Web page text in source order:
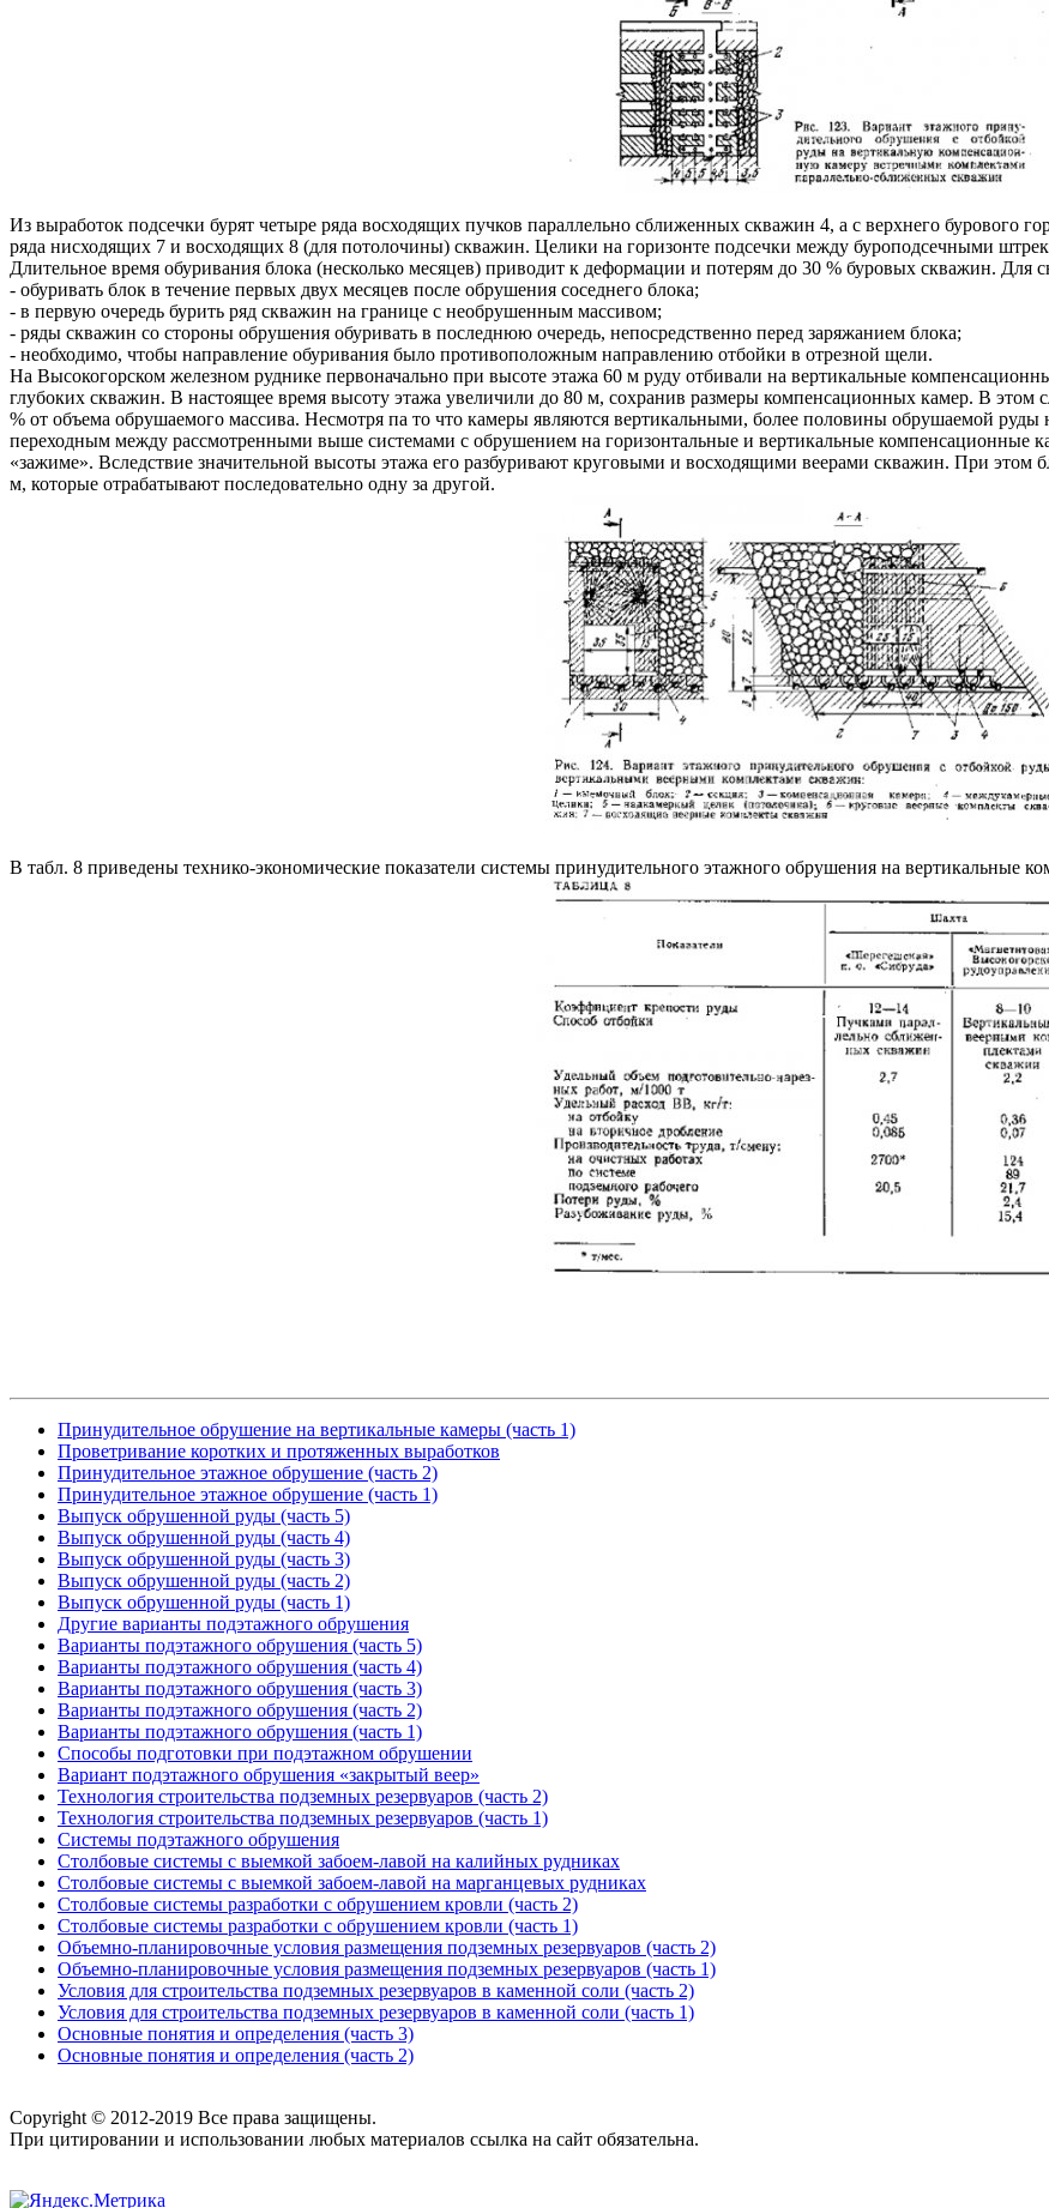
Из выработок подсечки бурят четыре ряда восходящих пучков параллельно сближенных скважин 4, а с верхнего бурового
ряда нисходящих 7 и восходящих 8 (для потолочины) скважин. Целики на горизонте подсечки между буроподсечными
Длительное время обуривания блока (несколько месяцев) приводит к деформации и потерям до 30 % буровых скважин. Для
- обуривать блок в течение первых двух месяцев после обрушения соседнего блока;
- в первую очередь бурить ряд скважин на границе с необрушенным массивом;
- ряды скважин со стороны обрушения обуривать в последнюю очередь, непосредственно перед заряжанием блока;
- необходимо, чтобы направление обуривания было противоположным направлению отбойки в отрезной щели.
На Высокогорском железном руднике первоначально при высоте этажа 60 м руду отбивали на вертикальные
глубоких скважин. В настоящее время высоту этажа увеличили до 80 м, сохранив размеры компенсационных камер. В этом
% от объема обрушаемого массива. Несмотря па то что камеры являются вертикальными, более половины обрушаемой
переходным между рассмотренными выше системами с обрушением на горизонтальные и вертикальные компенсационные
«зажиме». Вследствие значительной высоты этажа его разбуривают круговыми и восходящими веерами скважин. При
м, которые отрабатывают последовательно одну за другой.
В табл. 8 приведены технико-экономические показатели системы принудительного этажного обрушения на вертикальные
Принудительное обрушение на вертикальные камеры (часть 1)
Проветривание коротких и протяженных выработков
Принудительное этажное обрушение (часть 2)
Принудительное этажное обрушение (часть 1)
Выпуск обрушенной руды (часть 5)
Выпуск обрушенной руды (часть 4)
Выпуск обрушенной руды (часть 3)
Выпуск обрушенной руды (часть 2)
Выпуск обрушенной руды (часть 1)
Другие варианты подэтажного обрушения
Варианты подэтажного обрушения (часть 5)
Варианты подэтажного обрушения (часть 4)
Варианты подэтажного обрушения (часть 3)
Варианты подэтажного обрушения (часть 2)
Варианты подэтажного обрушения (часть 1)
Способы подготовки при подэтажном обрушении
Вариант подэтажного обрушения «закрытый веер»
Технология строительства подземных резервуаров (часть 2)
Технология строительства подземных резервуаров (часть 1)
Системы подэтажного обрушения
Столбовые системы с выемкой забоем-лавой на калийных рудниках
Столбовые системы с выемкой забоем-лавой на марганцевых рудниках
Столбовые системы разработки с обрушением кровли (часть 2)
Столбовые системы разработки с обрушением кровли (часть 1)
Объемно-планировочные условия размещения подземных резервуаров (часть 2)
Объемно-планировочные условия размещения подземных резервуаров (часть 1)
Условия для строительства подземных резервуаров в каменной соли (часть 2)
Условия для строительства подземных резервуаров в каменной соли (часть 1)
Основные понятия и определения (часть 3)
Основные понятия и определения (часть 2)
Copyright © 2012-2019 Все права защищены.
При цитировании и использовании любых материалов ссылка на сайт обязательна.